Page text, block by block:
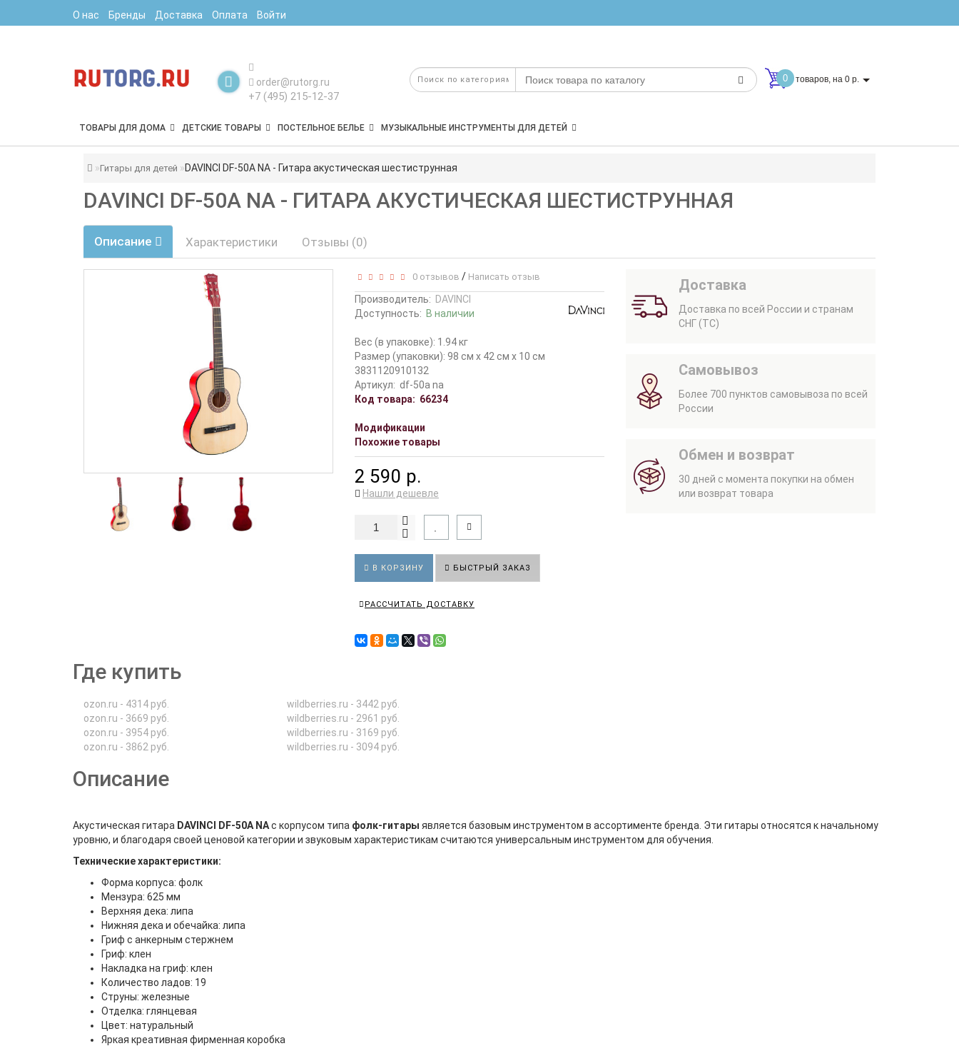
О нас Бренды Доставка Оплата Войти
order@rutorg.ru
+7 (495) 215-12-37
0 товаров, на 0 р.
ТОВАРЫ ДЛЯ ДОМА ДЕТСКИЕ ТОВАРЫ ПОСТЕЛЬНОЕ БЕЛЬЕ МУЗЫКАЛЬНЫЕ ИНСТРУМЕНТЫ ДЛЯ ДЕТЕЙ
Гитары для детей DAVINCI DF-50A NA - Гитара акустическая шестиструнная
DAVINCI DF-50A NA - ГИТАРА АКУСТИЧЕСКАЯ ШЕСТИСТРУННАЯ
Описание Характеристики Отзывы (0)
0 отзывов / Написать отзыв
Производитель: DAVINCI
Доступность: В наличии
Вес (в упаковке): 1.94 кг
Размер (упаковки): 98 см x 42 см x 10 см
3831120910132
Артикул: df-50a na
Код товара: 66234
Модификации
Похожие товары
2 590 р.
Нашли дешевле
В КОРЗИНУ БЫСТРЫЙ ЗАКАЗ
РАССЧИТАТЬ ДОСТАВКУ
Доставка
Доставка по всей России и странам
СНГ (ТС)
Самовывоз
Более 700 пунктов самовывоза по всей
России
Обмен и возврат
30 дней с момента покупки на обмен
или возврат товара
Где купить
ozon.ru - 4314 руб.
ozon.ru - 3669 руб.
ozon.ru - 3954 руб.
ozon.ru - 3862 руб.
wildberries.ru - 3442 руб.
wildberries.ru - 2961 руб.
wildberries.ru - 3169 руб.
wildberries.ru - 3094 руб.
Описание
Акустическая гитара DAVINCI DF-50A NAс корпусом типа фолк-гитары является базовым инструментом в ассортименте бренда. Эти гитары относятся к начальному
уровню, и благодаря своей ценовой категории и звуковым характеристикам считаются универсальным инструментом для обучения.
Технические характеристики:
Форма корпуса: фолк
Мензура: 625 мм
Верхняя дека: липа
Нижняя дека и обечайка: липа
Гриф c анкерным стержнем
Гриф: клен
Накладка на гриф: клен
Количество ладов: 19
Струны: железные
Отделка: глянцевая
Цвет: натуральный
Яркая креативная фирменная коробка